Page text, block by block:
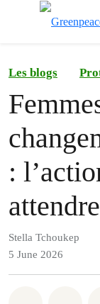
Les blogs
:
attendre
Stella Tchoukep
5 June 2026